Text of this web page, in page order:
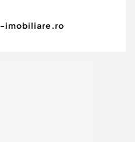
imobiliare.ro